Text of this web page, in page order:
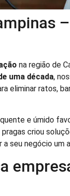
na região de
uma década,
eliminar ratos,
e úmido
criou
seu negócio um